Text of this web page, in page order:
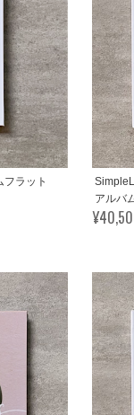
ラット
アルバ